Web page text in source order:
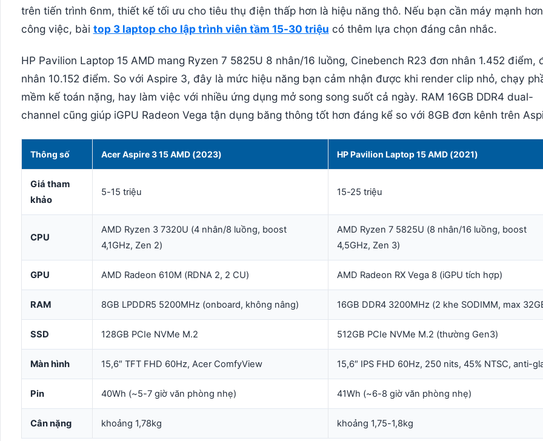
trên tiến trình 6nm, thiết kế tối ưu cho tiêu thụ điện thấp hơn là hiệu năng thô. Nếu bạn cần máy mạnh
công việc, bài top 3 laptop cho lập trình viên tầm 15-30 triệu có thêm lựa chọn đáng cân nhắc.
HP Pavilion Laptop 15 AMD mang Ryzen 7 5825U 8 nhân/16 luồng, Cinebench R23 đơn nhân 1.452 điểm,
nhân 10.152 điểm. So với Aspire 3, đây là mức hiệu năng bạn cảm nhận được khi render clip nhỏ, chạy
mềm kế toán nặng, hay làm việc với nhiều ứng dụng mở song song suốt cả ngày. RAM 16GB DDR4 dual-
channel cũng giúp iGPU Radeon Vega tận dụng băng thông tốt hơn đáng kể so với 8GB đơn kênh trên
Thông số Acer Aspire 3 15 AMD (2023) HP Pavilion Laptop 15 AMD (2021)
Giá tham
khảo
5-15 triệu 15-25 triệu
CPU
AMD Ryzen 3 7320U (4 nhân/8 luồng, boost
4,1GHz, Zen 2)
AMD Ryzen 7 5825U (8 nhân/16 luồng, boost
4,5GHz, Zen 3)
GPU AMD Radeon 610M (RDNA 2, 2 CU) AMD Radeon RX Vega 8 (iGPU tích hợp)
RAM 8GB LPDDR5 5200MHz (onboard, không nâng) 16GB DDR4 3200MHz (2 khe SODIMM, max
SSD 128GB PCIe NVMe M.2 512GB PCIe NVMe M.2 (thường Gen3)
Màn hình 15,6″ TFT FHD 60Hz, Acer ComfyView 15,6″ IPS FHD 60Hz, 250 nits, 45% NTSC, anti-
Pin 40Wh (~5-7 giờ văn phòng nhẹ) 41Wh (~6-8 giờ văn phòng nhẹ)
Cân nặng khoảng 1,78kg khoảng 1,75-1,8kg